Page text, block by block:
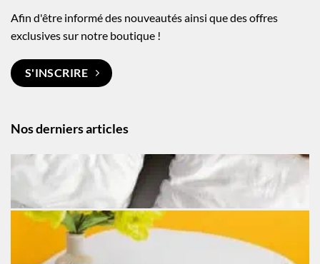
Nos derniers articles
Afin d'être informé des nouveautés ainsi que des offres
exclusives sur notre boutique !
S'INSCRIRE